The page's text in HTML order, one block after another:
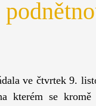
ve čtvrtek 9.
kterém se kromě